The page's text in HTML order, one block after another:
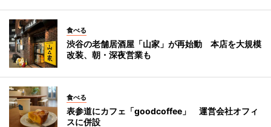
食べる
渋谷の老舗居酒屋「山家」が再始動 本店を大規模
改装、朝・深夜営業も
食べる
表参道にカフェ「goodcoffee」 運営会社オフィ
スに併設